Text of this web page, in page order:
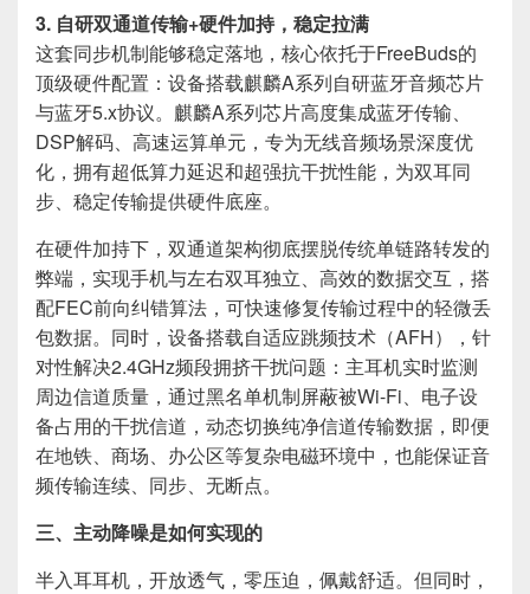
3. 自研双通道传输+硬件加持，稳定拉满
这套同步机制能够稳定落地，核心依托于FreeBuds的
顶级硬件配置：设备搭载麒麟A系列自研蓝牙音频芯片
与蓝牙5.x协议。麒麟A系列芯片高度集成蓝牙传输、
DSP解码、高速运算单元，专为无线音频场景深度优
化，拥有超低算力延迟和超强抗干扰性能，为双耳同
步、稳定传输提供硬件底座。
在硬件加持下，双通道架构彻底摆脱传统单链路转发的
弊端，实现手机与左右双耳独立、高效的数据交互，搭
配FEC前向纠错算法，可快速修复传输过程中的轻微丢
包数据。同时，设备搭载自适应跳频技术（AFH），针
对性解决2.4GHz频段拥挤干扰问题：主耳机实时监测
周边信道质量，通过黑名单机制屏蔽被Wi-Fi、电子设
备占用的干扰信道，动态切换纯净信道传输数据，即便
在地铁、商场、办公区等复杂电磁环境中，也能保证音
频传输连续、同步、无断点。
三、主动降噪是如何实现的
半入耳耳机，开放透气，零压迫，佩戴舒适。但同时，